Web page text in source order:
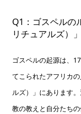
Q1：ゴスペルの
リチュアルズ）
ゴスペルの起源は、
てこられたアフリカ
ルズ）」にあります
教の教えと自分たち